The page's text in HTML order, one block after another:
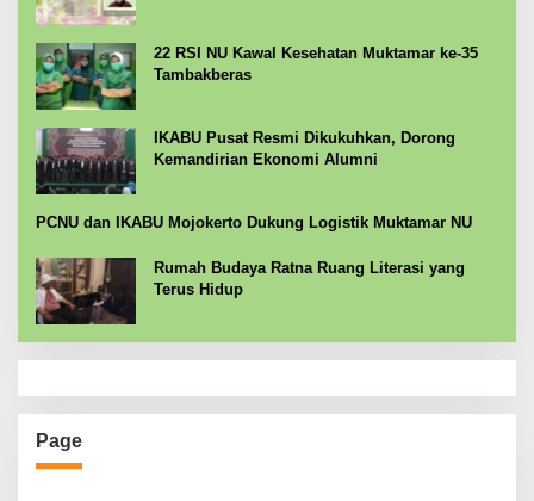
22 RSI NU Kawal Kesehatan Muktamar ke-35
Tambakberas
IKABU Pusat Resmi Dikukuhkan, Dorong
Kemandirian Ekonomi Alumni
PCNU dan IKABU Mojokerto Dukung Logistik Muktamar NU
Rumah Budaya Ratna Ruang Literasi yang
Terus Hidup
Page